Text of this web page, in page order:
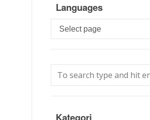
Languages
Languages
Kategori